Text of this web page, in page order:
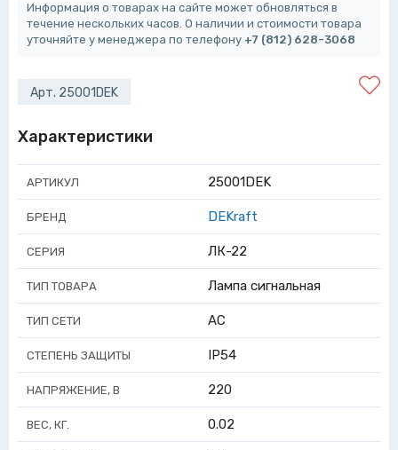
Информация о товарах на сайте может обновляться в
течение нескольких часов. О наличии и стоимости товара
уточняйте у менеджера по телефону +7 (812) 628-3068
Арт. 25001DEK
Характеристики
АРТИКУЛ 25001DEK
БРЕНД DEKraft
СЕРИЯ ЛК-22
ТИП ТОВАРА Лампа сигнальная
ТИП СЕТИ AC
СТЕПЕНЬ ЗАЩИТЫ IP54
НАПРЯЖЕНИЕ, В 220
ВЕС, КГ. 0.02